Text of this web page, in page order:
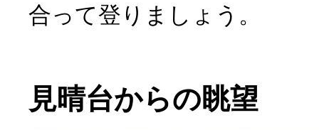
合って登りましょう。
見晴台からの眺望